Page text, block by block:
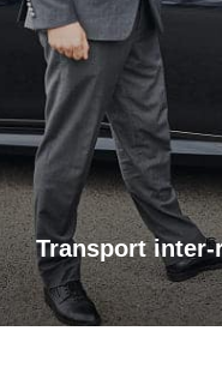
Transport inter-
Pour vos trajets longue
de transport inter-
pour des raisons
bénéficiez d’un
avec des